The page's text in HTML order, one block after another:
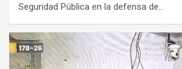
Seguridad Pública en la defensa de…